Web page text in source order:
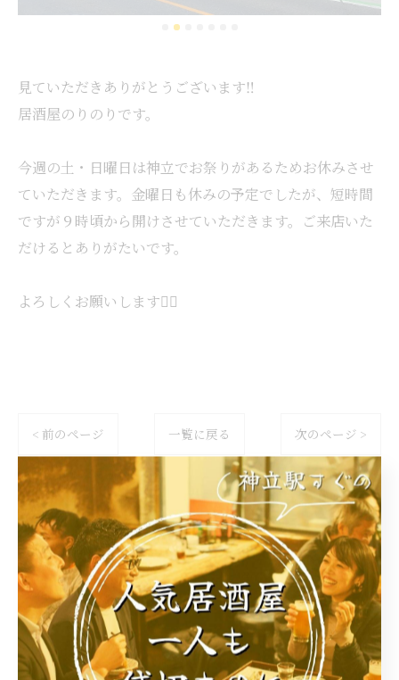
見ていただきありがとうございます‼️
居酒屋のりのりです。
今週の土・日曜日は神立でお祭りがあるためお休みさせ
ていただきます。金曜日も休みの予定でしたが、短時間
ですが９時頃から開けさせていただきます。ご来店いた
だけるとありがたいです。
よろしくお願いします🙇‍♂️
< 前のページ 一覧に戻る 次のページ >
カテゴリー Categories
全てのカテゴリー
家族
貸切
一人